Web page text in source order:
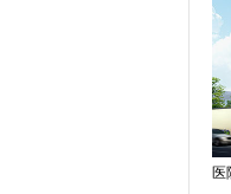
医